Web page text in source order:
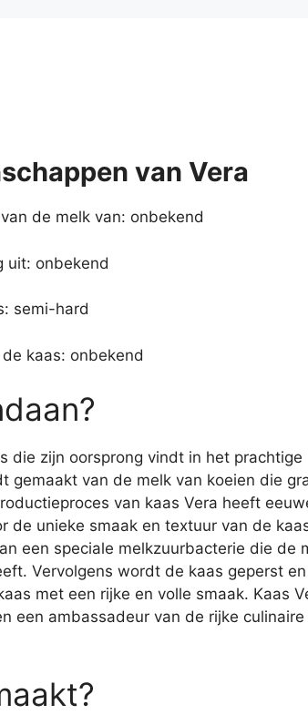
van Vera
de melk van: onbekend
uit: onbekend
semi-hard
kaas: onbekend
die zijn oorsprong vindt in het prachtige
gemaakt van de melk van koeien die
van kaas Vera heeft
de unieke smaak en textuur van de
een speciale melkzuurbacterie die de
Vervolgens wordt de kaas geperst
met een rijke en volle smaak. Kaas
een ambassadeur van de rijke